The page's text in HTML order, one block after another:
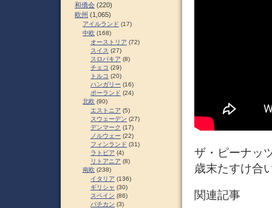
ザ・ピーナッ
歳末たすけ合
関連記事
和僑会 (220)
欧州 (1,065)
アイルランド (17)
中欧 (168)
オーストリア (72)
スイス (27)
スロパキア (8)
チェコ (29)
トルコ (20)
ハンガリー (16)
ポーランド (24)
北欧 (90)
エストニア (5)
スウェーデン (27)
デンマーク (17)
ノルウェー (22)
フィンランド (31)
ラトビア (4)
リトアニア (8)
南欧 (238)
イタリア (136)
ギリシャ (30)
スペイン (86)
バチカン (3)